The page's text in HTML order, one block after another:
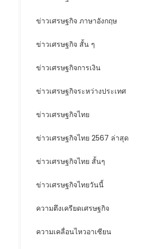
ข่าวเศรษฐกิจ ภาษาอังกฤษ
ข่าวเศรษฐกิจ สั้น ๆ
ข่าวเศรษฐกิจการเงิน
ข่าวเศรษฐกิจระหว่างประเทศ
ข่าวเศรษฐกิจไทย
ข่าวเศรษฐกิจไทย 2567 ล่าสุด
ข่าวเศรษฐกิจไทย สั้นๆ
ข่าวเศรษฐกิจไทยวันนี้
ความตึงเครียดเศรษฐกิจ
ความเคลื่อนไหวอาเซียน